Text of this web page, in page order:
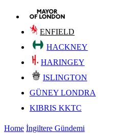
ENFIELD
HACKNEY
HARINGEY
ISLINGTON
GÜNEY LONDRA
KIBRIS KKTC
Home İngiltere Gündemi